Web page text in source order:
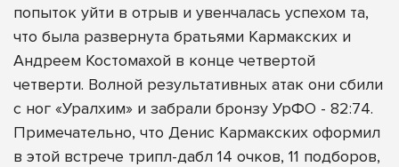
попыток уйти в отрыв и увенчалась успехом та,
что была развернута братьями Кармакских и
Андреем Костомахой в конце четвертой
четверти. Волной результативных атак они сбили
с ног «Уралхим» и забрали бронзу УрФО - 82:74.
Примечательно, что Денис Кармакских оформил
в этой встрече трипл-дабл 14 очков, 11 подборов,